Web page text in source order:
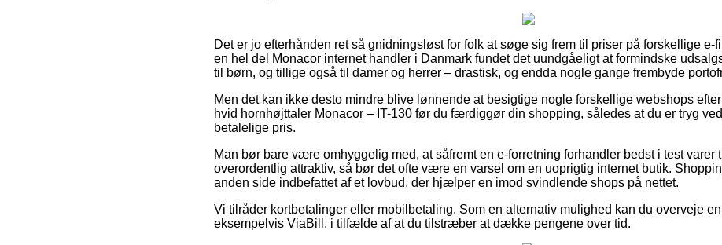
Det er jo efterhånden ret så gnidningsløst for folk at søge sig frem til priser på forskellige e-
en hel del Monacor internet handler i Danmark fundet det uundgåeligt at formindske
til børn, og tillige også til damer og herrer – drastisk, og endda nogle gange frembyde
Men det kan ikke desto mindre blive lønnende at besigtige nogle forskellige webshops
hvid hornhøjttaler Monacor – IT-130 før du færdiggør din shopping, således at du er tryg
betalelige pris.
Man bør bare være omhyggelig med, at såfremt en e-forretning forhandler bedst i test varer
overordentlig attraktiv, så bør det ofte være en varsel om en uoprigtig internet butik.
anden side indbefattet af et lovbud, der hjælper en imod svindlende shops på nettet.
Vi tilråder kortbetalinger eller mobilbetaling. Som en alternativ mulighed kan du overveje
eksempelvis ViaBill, i tilfælde af at du tilstræber at dække pengene over tid.